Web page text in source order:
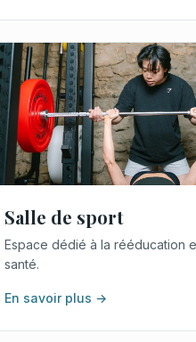
Salle de sport
Espace dédié à la rééducation
santé.
En savoir plus →